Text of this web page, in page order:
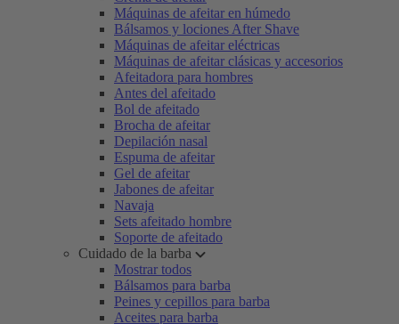
Máquinas de afeitar en húmedo
Bálsamos y lociones After Shave
Máquinas de afeitar eléctricas
Máquinas de afeitar clásicas y accesorios
Afeitadora para hombres
Antes del afeitado
Bol de afeitado
Brocha de afeitar
Depilación nasal
Espuma de afeitar
Gel de afeitar
Jabones de afeitar
Navaja
Sets afeitado hombre
Soporte de afeitado
Cuidado de la barba
Mostrar todos
Bálsamos para barba
Peines y cepillos para barba
Aceites para barba